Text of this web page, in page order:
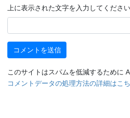
上に表示された文字を入力してください
このサイトはスパムを低減するために
コメントデータの処理方法の詳細はこ